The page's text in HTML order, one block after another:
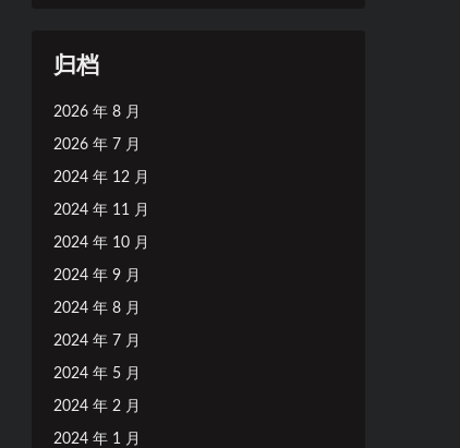
归档
2026 年 8 月
2026 年 7 月
2024 年 12 月
2024 年 11 月
2024 年 10 月
2024 年 9 月
2024 年 8 月
2024 年 7 月
2024 年 5 月
2024 年 2 月
2024 年 1 月